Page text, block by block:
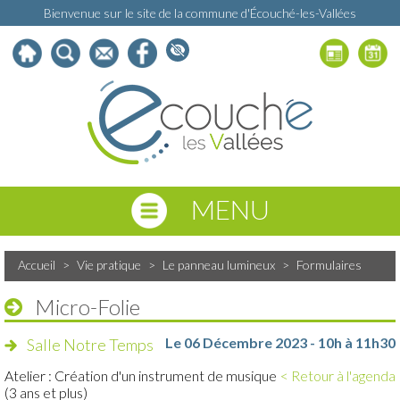
Bienvenue sur le site de la commune d'Écouché-les-Vallées
MENU
Accueil > Vie pratique > Le panneau lumineux > Formulaires
Micro-Folie
Salle Notre Temps
Le 06 Décembre 2023 - 10h à 11h30
< Retour à l'agenda
Atelier : Création d'un instrument de musique
(3 ans et plus)